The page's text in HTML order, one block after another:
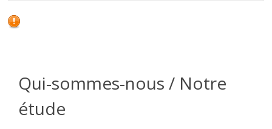
Qui-sommes-nous / Notre
étude